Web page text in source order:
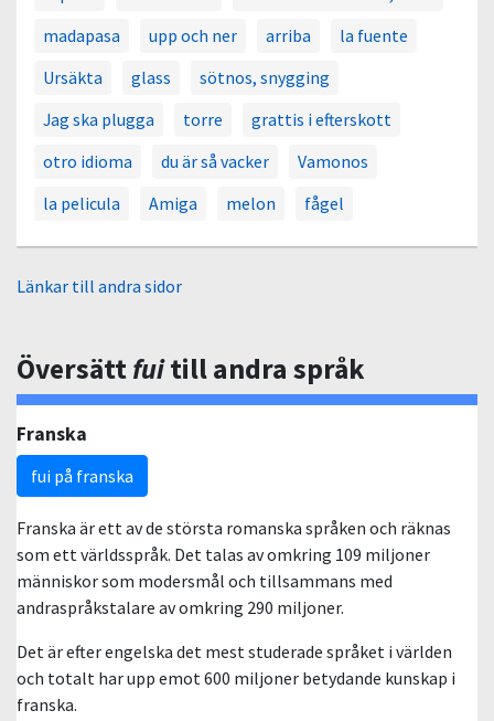
madapasa
upp och ner arriba
la fuente
Ursäkta
glass
sötnos, snygging
Jag ska plugga
torre
grattis i efterskott
otro idioma
du är så vacker
Vamonos
la pelicula
Amiga melon fågel
Länkar till andra sidor
Översättfuitill andra språk
Franska
fui på franska
Franska är ett av de största romanska språken och räknas
som ett världsspråk. Det talas av omkring 109 miljoner
människor som modersmål och tillsammans med
andraspråkstalare av omkring 290 miljoner.
Det är efter engelska det mest studerade språket i världen
och totalt har upp emot 600 miljoner betydande kunskap i
franska.